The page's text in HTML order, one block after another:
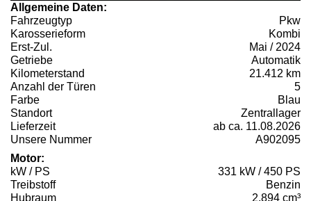
Allgemeine Daten:
Fahrzeugtyp
Pkw
Karosserieform
Kombi
Erst-Zul.
Mai / 2024
Getriebe
Automatik
Kilometerstand
21.412 km
Anzahl der Türen
5
Farbe
Blau
Standort
Zentrallager
Lieferzeit
ab ca. 11.08.2026
Unsere Nummer
A902095
Motor:
kW / PS
331 kW / 450 PS
Treibstoff
Benzin
Hubraum
2.894 cm³